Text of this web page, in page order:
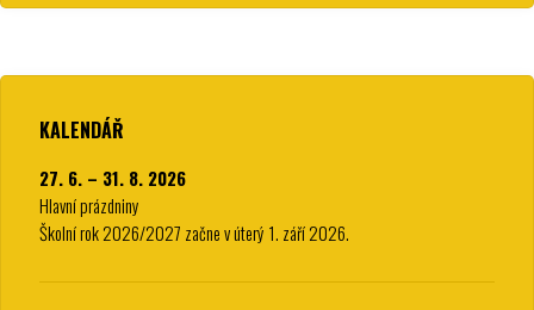
KALENDÁŘ
27. 6. – 31. 8. 2026
Hlavní prázdniny
Školní rok 2026/2027 začne v úterý 1. září 2026.